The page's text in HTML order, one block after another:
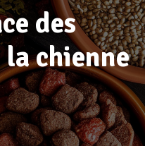
des
chienne